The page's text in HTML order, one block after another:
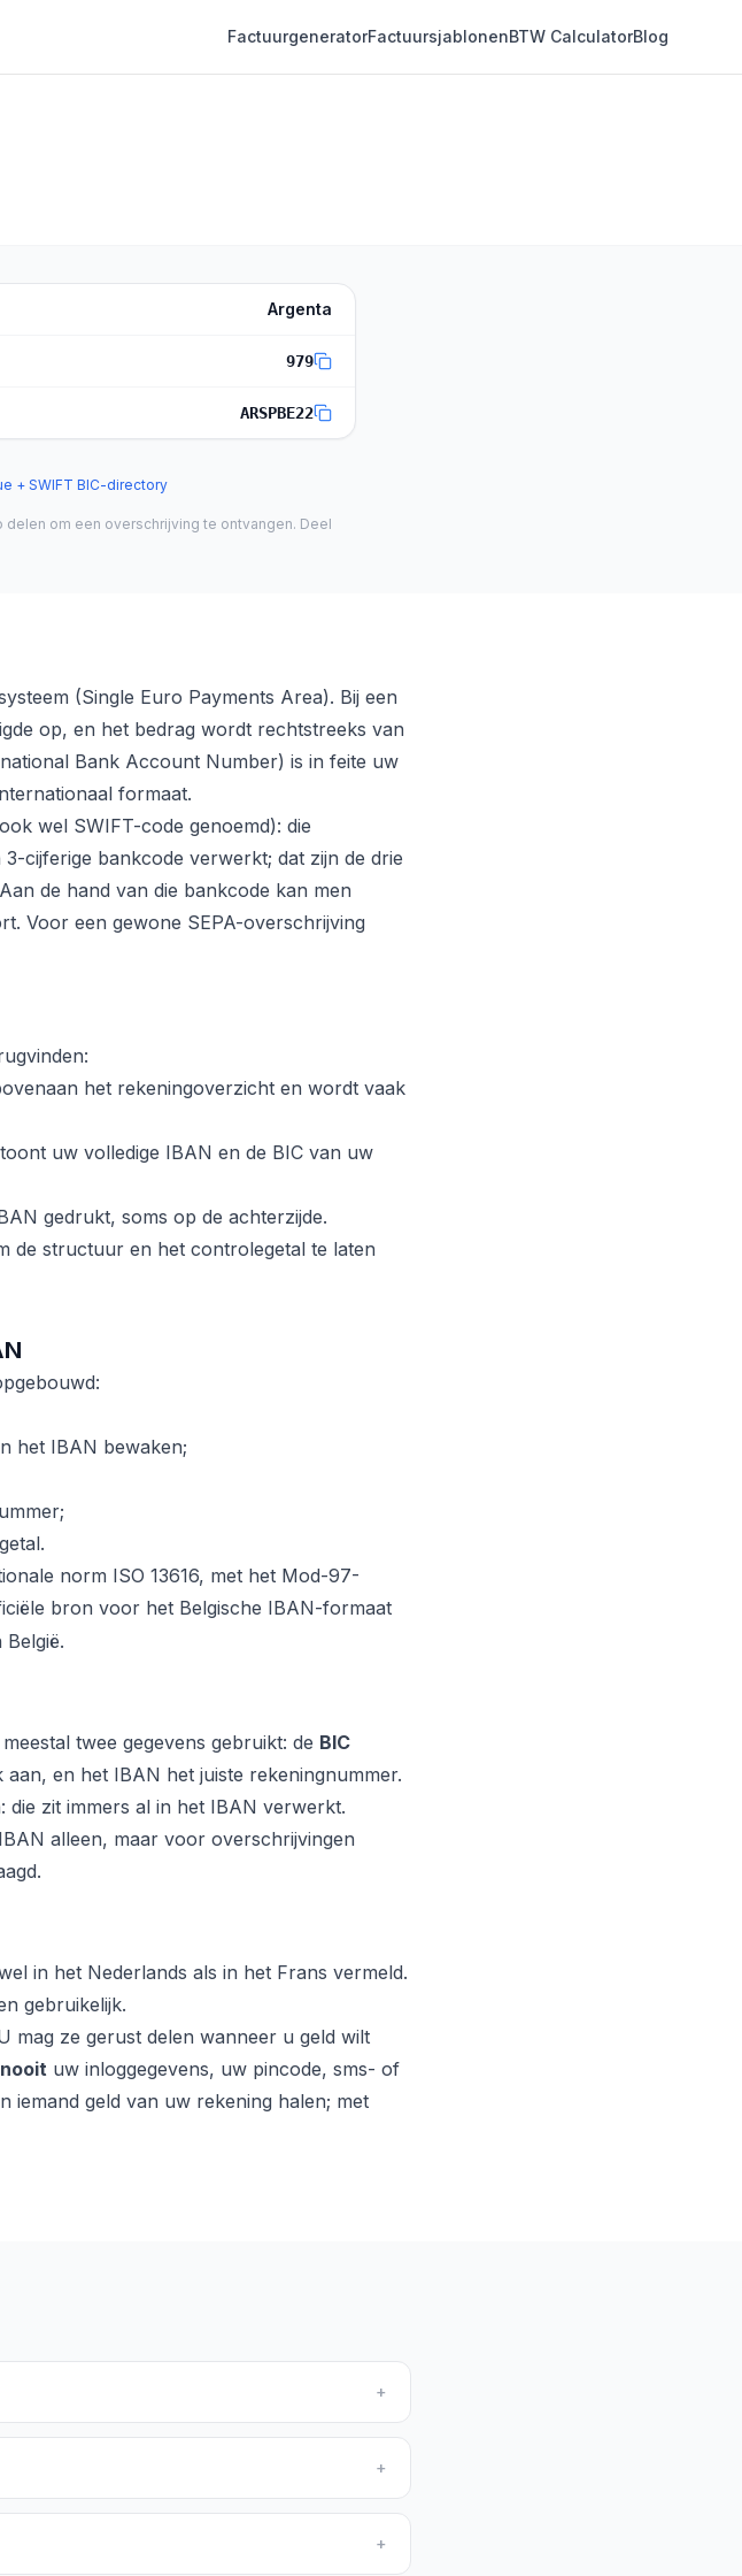
FactuurgeneratorFactuursjablonenBTW CalculatorBlog
Argenta
979
ARSPBE22
+ SWIFT BIC-directory
om een overschrijving te ontvangen. Deel
(Single Euro Payments Area). Bij een
op, en het bedrag wordt rechtstreeks van
Bank Account Number) is in feite uw
formaat.
wel SWIFT-code genoemd): die
cijferige bankcode verwerkt; dat zijn de drie
de hand van die bankcode kan men
Voor een gewone SEPA-overschrijving
het rekeningoverzicht en wordt vaak
uw volledige IBAN en de BIC van uw
gedrukt, soms op de achterzijde.
de structuur en het controlegetal te laten
het IBAN bewaken;
norm ISO 13616, met het Mod-97-
bron voor het Belgische IBAN-formaat
twee gegevens gebruikt: de BIC
aan, en het IBAN het juiste rekeningnummer.
zit immers al in het IBAN verwerkt.
alleen, maar voor overschrijvingen
in het Nederlands als in het Frans vermeld.
gebruikelijk.
mag ze gerust delen wanneer u geld wilt
nooit uw inloggegevens, uw pincode, sms- of
iemand geld van uw rekening halen; met
+
+
+